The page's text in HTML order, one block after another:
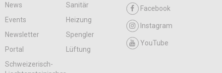
News
Sanitär
Events
Heizung
Newsletter
Spengler
Portal
Lüftung
Facebook
Instagram
YouTube
Schweizerisch-